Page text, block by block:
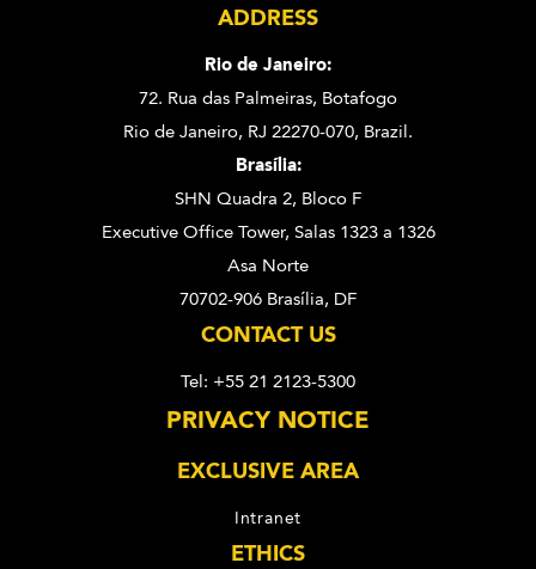
ADDRESS
Rio de Janeiro:
72. Rua das Palmeiras, Botafogo
Rio de Janeiro, RJ 22270-070, Brazil.
Brasília:
SHN Quadra 2, Bloco F
Executive Office Tower, Salas 1323 a 1326
Asa Norte
70702-906 Brasília, DF
CONTACT US
Tel: +55 21 2123-5300
PRIVACY NOTICE
EXCLUSIVE AREA
Intranet
ETHICS